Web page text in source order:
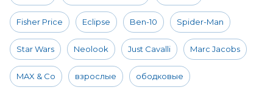
Fisher Price Eclipse Ben-10 Spider-Man
Star Wars Neolook Just Cavalli Marc Jacobs
MAX & Co взрослые ободковые